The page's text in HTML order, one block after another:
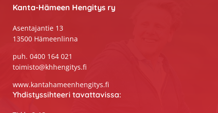
Kanta-Hämeen Hengitys ry
Asentajantie 13
13500 Hämeenlinna
puh. 0400 164 021
toimisto@khhengitys.fi
www.kantahameenhengitys.fi
Yhdistyssihteeri tavattavissa: